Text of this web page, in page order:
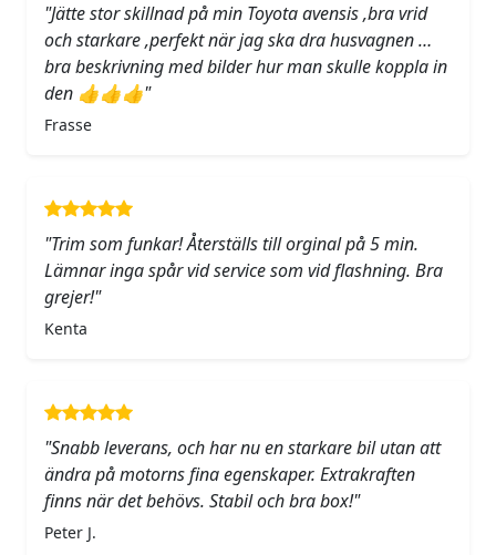
"Jätte stor skillnad på min Toyota avensis ,bra vrid
och starkare ,perfekt när jag ska dra husvagnen …
bra beskrivning med bilder hur man skulle koppla in
den 👍👍👍"
Frasse
"Trim som funkar! Återställs till orginal på 5 min.
Lämnar inga spår vid service som vid flashning. Bra
grejer!"
Kenta
"Snabb leverans, och har nu en starkare bil utan att
ändra på motorns fina egenskaper. Extrakraften
finns när det behövs. Stabil och bra box!"
Peter J.